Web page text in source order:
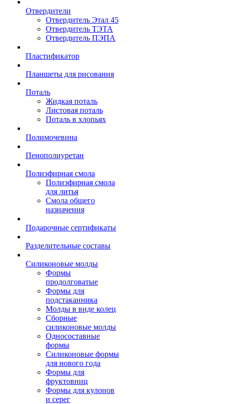
Отвердители
Отвердитель Этал 45
Отвердитель ТЭТА
Отвердитель ПЭПА
Пластификатор
Планшеты для рисования
Поталь
Жидкая поталь
Листовая поталь
Поталь в хлопьях
Полимочевина
Пенополиуретан
Полиэфирная смола
Полиэфирная смола
для литья
Смола общего
назначения
Подарочные сертификаты
Разделительные составы
Силиконовые молды
Формы
продолговатые
Формы для
подстаканника
Молды в виде колец
Сборные
силиконовые молды
Односоставные
формы
Силиконовые формы
для нового года
Формы для
фруктовниц
Формы для кулонов
и серег